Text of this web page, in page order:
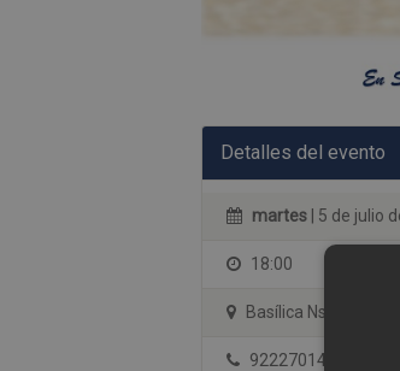
Detalles del evento
martes | 5 de julio
18:00
Basílica Nstra. Sra
922270144